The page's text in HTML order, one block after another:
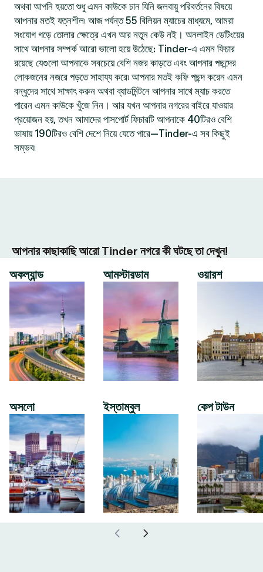
অথবা আপনি হয়তো শুধু এমন কাউকে চান যিনি জলবায়ু পরিবর্তনের বিষয়ে
আপনার মতই যত্নশীল৷ আজ পর্যন্ত 55 বিলিয়ন ম্যাচের মাধ্যমে, আমরা
সংযোগ গড়ে তোলার ক্ষেত্রে এখন আর নতুন কেউ নই। অনলাইন ডেটিংয়ের
সাথে আপনার সম্পর্ক আরো ভালো হয়ে উঠেছে: Tinder-এ এমন ফিচার
রয়েছে যেগুলো আপনাকে সবচেয়ে বেশি নজর কাড়তে এবং আপনার পছন্দের
লোকজনের নজরে পড়তে সাহায্য করে৷ আপনার মতই কফি পছন্দ করেন এমন
বন্ধুদের সাথে সাক্ষাৎ করুন অথবা ব্যাডমিন্টনে আপনার সাথে ম্যাচ করতে
পারেন এমন কাউকে খুঁজে নিন। আর যখন আপনার নগরের বাইরে যাওয়ার
প্রয়োজন হয়, তখন আমাদের পাসপোর্ট ফিচারটি আপনাকে 40টিরও বেশি
ভাষায় 190টিরও বেশি দেশে নিয়ে যেতে পারে—Tinder-এ সব কিছুই
সম্ভব৷
আপনার কাছাকাছি আরো Tinder নগরে কী ঘটছে তা দেখুন!
অকল্যান্ড
অসলো
আমস্টারডাম
ইস্তাম্বুল
ওয়ারশ
কেপ টাউন